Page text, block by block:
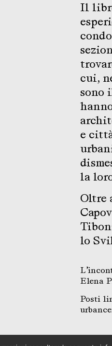
Il
cui,
sono
e
la
Oltre
lo
Elena
Posti